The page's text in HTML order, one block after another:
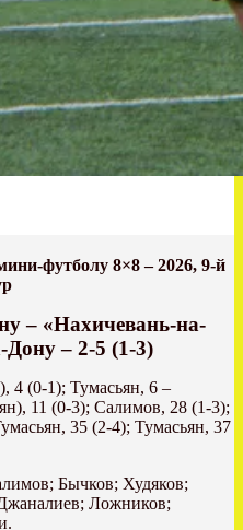
футболу 8×8 – 2026, 9-й
– «Нахичевань-на-
Дону – 2-5 (1-3)
4 (0-1); Тумасьян, 6 –
11 (0-3); Салимов, 28 (1-3);
35 (2-4); Тумасьян, 37
Бычков; Худяков;
Ложников;